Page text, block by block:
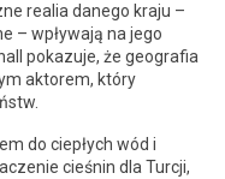
realia danego kraju –
– wpływają na jego
pokazuje, że geografia
aktorem, który
do ciepłych wód i
cieśnin dla Turcji,